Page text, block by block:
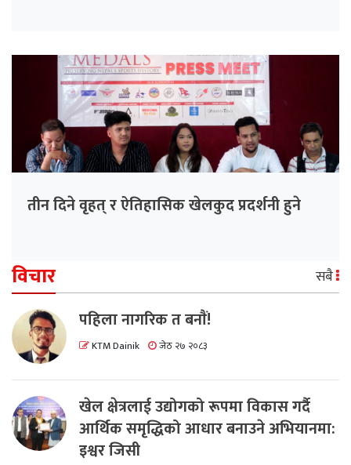
तीन दिने वृहत् र ऐतिहासिक खेलकुद प्रदर्शनी हुने
विचार सबै
पहिला नागरिक त बनाैं!
KTM Dainik जेठ २७ २०८३
खेल क्षेत्रलाई उद्योगको रूपमा विकास गर्दै
आर्थिक समृद्धिको आधार बनाउने अभियानमा:
इश्वर जिसी